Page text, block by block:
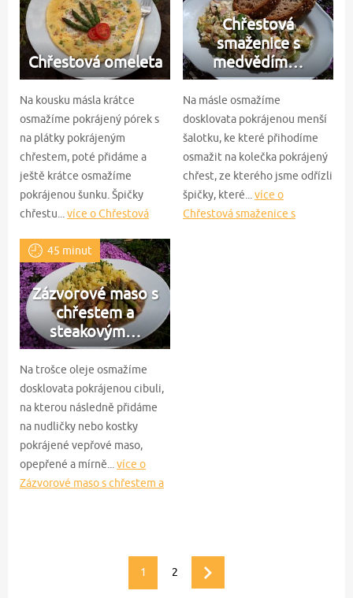
Chřestová omeleta
Na kousku másla krátce
osmažíme pokrájený pórek s
na plátky pokrájeným
chřestem, poté přidáme a
ještě krátce osmažíme
pokrájenou šunku. Špičky
chřestu... více o Chřestová
Chřestová
smaženice s
medvědím…
Na másle osmažíme
dosklovata pokrájenou menší
šalotku, ke které přihodíme
osmažit na kolečka pokrájený
chřest, ze kterého jsme odřízli
špičky, které... více o
Chřestová smaženice s
45 minut
Zázvorové maso s
chřestem a
steakovým…
Na trošce oleje osmažíme
dosklovata pokrájenou cibuli,
na kterou následně přidáme
na nudličky nebo kostky
pokrájené vepřové maso,
opepřené a mírně... více o
Zázvorové maso s chřestem a
1 2
Další